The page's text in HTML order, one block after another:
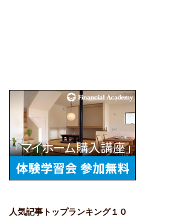
人気記事トップランキング１０